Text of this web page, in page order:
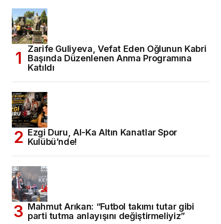
Zarife Guliyeva, Vefat Eden Oğlunun Kabri
Başında Düzenlenen Anma Programına
Katıldı
Ezgi Duru, Al-Ka Altın Kanatlar Spor
Kulübü’nde!
Mahmut Arıkan: “Futbol takımı tutar gibi
parti tutma anlayışını değiştirmeliyiz”